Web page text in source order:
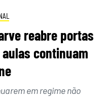
reabre portas
continuam
em regime não